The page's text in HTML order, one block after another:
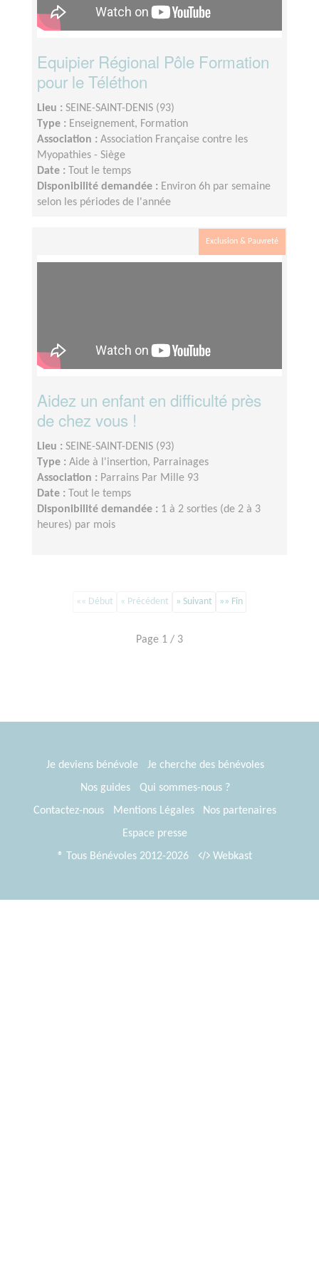
Equipier Régional Pôle Formation
pour le Téléthon
Lieu : SEINE-SAINT-DENIS (93)
Type : Enseignement, Formation
Association : Association Française contre les
Myopathies - Siège
Date :
Tout le temps
Disponibilité demandée : Environ 6h par semaine
selon les périodes de l'année
Exclusion & Pauvreté
Aidez un enfant en difficulté près
de chez vous !
Lieu : SEINE-SAINT-DENIS (93)
Type : Aide à l'insertion, Parrainages
Association : Parrains Par Mille 93
Date :
Tout le temps
Disponibilité demandée : 1 à 2 sorties (de 2 à 3
heures) par mois
«« Début « Précédent » Suivant »» Fin
Page 1 / 3
Je deviens bénévole
Je cherche des bénévoles
Nos guides
Qui sommes-nous ?
Contactez-nous
Mentions Légales
Nos partenaires
Espace presse
® Tous Bénévoles 2012-2026
Webkast